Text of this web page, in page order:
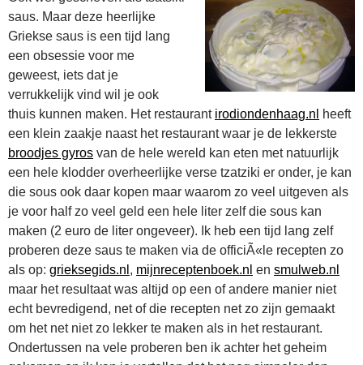
saus. Maar deze heerlijke
Griekse saus is een tijd lang
een obsessie voor me
geweest, iets dat je
verrukkelijk vind wil je ook
thuis kunnen maken. Het restaurant irodiondenhaag.nl
heeft
een klein zaakje naast het restaurant waar je de lekkerste
broodjes gyros van de hele wereld kan eten met natuurlijk
een hele klodder overheerlijke verse tzatziki er onder, je kan
die sous ook daar kopen maar waarom zo veel uitgeven als
je voor half zo veel geld een hele liter zelf die sous kan
maken (2 euro de liter ongeveer). Ik heb een tijd lang zelf
proberen deze saus te maken via de officiÃ«le recepten zo
als op: grieksegids.nl , mijnreceptenboek.nl en smulweb.nl
maar het resultaat was altijd op een of andere manier niet
echt bevredigend, net of die recepten net zo zijn gemaakt
om het net niet zo lekker te maken als in het restaurant.
Ondertussen na vele proberen ben ik achter het geheim